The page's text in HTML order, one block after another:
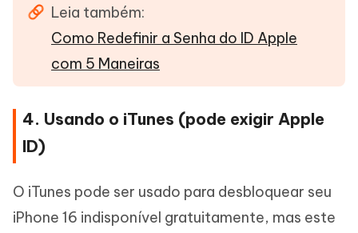
Leia também:
Como Redefinir a Senha do ID Apple
com 5 Maneiras
4. Usando o iTunes (pode exigir Apple
ID)
O iTunes pode ser usado para desbloquear seu
iPhone 16 indisponível gratuitamente, mas este